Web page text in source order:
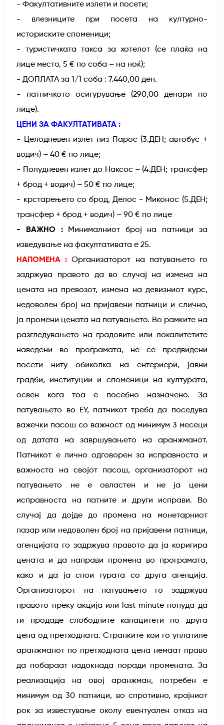
- Факултативните излети и посети;
- влезниците при посета на културно-
историските споменици;
- туристичката такса за хотелот (се плаќа на
лице место, 5 € по соба – на ноќ);
- ДОПЛАТА за 1/1 соба : 7.440,00 ден.
- патничкото осигурување (290,00 денари по
лице).
ЦЕНИ ЗА ФАКУЛТАТИВАТА :
- Целодневен излет низ Парос (3.ДЕН; автобус +
водич) – 40 € по лице;
- Полудневен излет до Наксос – (4.ДЕН; трансфер
+ брод + водич) – 50 € по лице;
- крстарењето со брод, Делос - Миконос (5.ДЕН;
трансфер + брод + водич) – 90 € по лице
- ВАЖНО :Минималниот број на патници за
изведување на факултативата е 25.
НАПОМЕНА : Организаторот на патувањето го
задржува правото да во случај на измена на
цената на превозот, измена на девизниот курс,
недоволен број на пријавени патници и слично,
ја промени цената на патувањето. Во рамките на
разгледувањето на градовите или локалитетите
наведени во програмата, не се предвидени
посети ниту обиколка на ентериери, јавни
градби, институции и споменици на културата,
освен кога тоа е посебно назначено. За
патувањето во ЕУ, патникот треба да поседува
важечки пасош со важност од минимум 3 месеци
од датата на завршувањето на аранжманот.
Патникот е лично одговорен за исправноста и
важноста на својот пасош, организаторот на
патувањето не е овластен и не ја цени
исправноста на патните и други исправи. Во
случај да дојде до промена на монетарниот
пазар или недоволен број на пријавени патници,
агенцијата го задржува правото да ја коригира
цената и да направи промена во програмата,
како и да ја спои турата со друга агенција.
Организаторот на патувањето го задржува
правото преку акција или last minute понуда да
ги продаде слободните капацитети по друга
цена од претходната. Странките кои го уплатиле
аранжманот по претходната цена немаат право
да побараат надокнада поради промената. За
реализација на овој аранжман, потребен е
минимум од 30 патници, во спротивно, крајниот
рок за известување околу евентуален отказ на